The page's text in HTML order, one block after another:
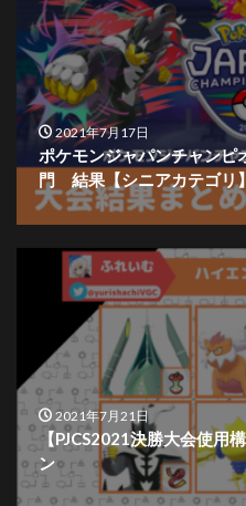
2021年7月17日
ポケモンジャパンチャン
門 結果【シニアカテゴリ】
2021年7月21日
【PJCS2021決勝大会使用
ン